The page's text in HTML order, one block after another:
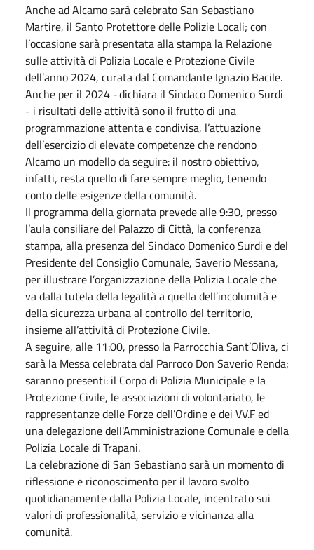
Anche ad Alcamo sarà celebrato San Sebastiano
Martire, il Santo Protettore delle Polizie Locali; con
l’occasione sarà presentata alla stampa la Relazione
sulle attività di Polizia Locale e Protezione Civile
dell’anno 2024, curata dal Comandante Ignazio Bacile.
Anche per il 2024 -dichiara il Sindaco Domenico Surdi
- i risultati delle attività sono il frutto di una
programmazione attenta e condivisa, l’attuazione
dell’esercizio di elevate competenze che rendono
Alcamo un modello da seguire: il nostro obiettivo,
infatti, resta quello di fare sempre meglio, tenendo
conto delle esigenze della comunità.
Il programma della giornata prevede alle 9:30, presso
l’aula consiliare del Palazzo di Città, la conferenza
stampa, alla presenza del Sindaco Domenico Surdi e del
Presidente del Consiglio Comunale, Saverio Messana,
per illustrare l’organizzazione della Polizia Locale che
va dalla tutela della legalità a quella dell’incolumità e
della sicurezza urbana al controllo del territorio,
insieme all’attività di Protezione Civile.
A seguire, alle 11:00, presso la Parrocchia Sant’Oliva, ci
sarà la Messa celebrata dal Parroco Don Saverio Renda;
saranno presenti: il Corpo di Polizia Municipale e la
Protezione Civile, le associazioni di volontariato, le
rappresentanze delle Forze dell’Ordine e dei VV.F ed
una delegazione dell'Amministrazione Comunale e della
Polizia Locale di Trapani.
La celebrazione di San Sebastiano sarà un momento di
riflessione e riconoscimento per il lavoro svolto
quotidianamente dalla Polizia Locale, incentrato sui
valori di professionalità, servizio e vicinanza alla
comunità.